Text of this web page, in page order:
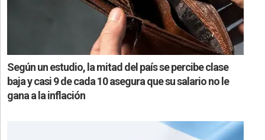
Según un estudio, la mitad del país se percibe clase
baja y casi 9 de cada 10 asegura que su salario no le
gana a la inflación